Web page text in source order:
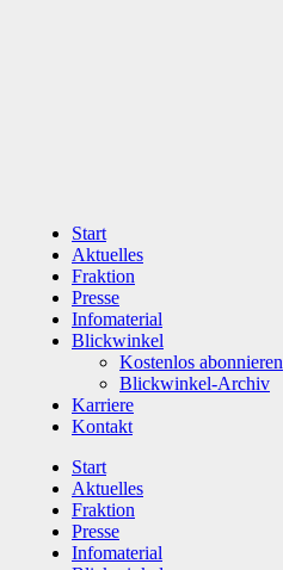
Start
Aktuelles
Fraktion
Presse
Infomaterial
Blickwinkel
Kostenlos abonnieren
Blickwinkel-Archiv
Karriere
Kontakt
Start
Aktuelles
Fraktion
Presse
Infomaterial